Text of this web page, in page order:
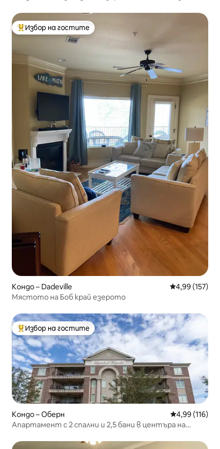
Най-популярен избор на гостите
Избор на гостите
Кондо – Dadeville Средна
4,99 (157)
Мястото на Боб край езерото
Най-популярен избор на гостите
Избор на гостите
Кондо – Оберн Средна
4,99 (116)
Апартамент с 2 спални и 2,5 бани в центъра на